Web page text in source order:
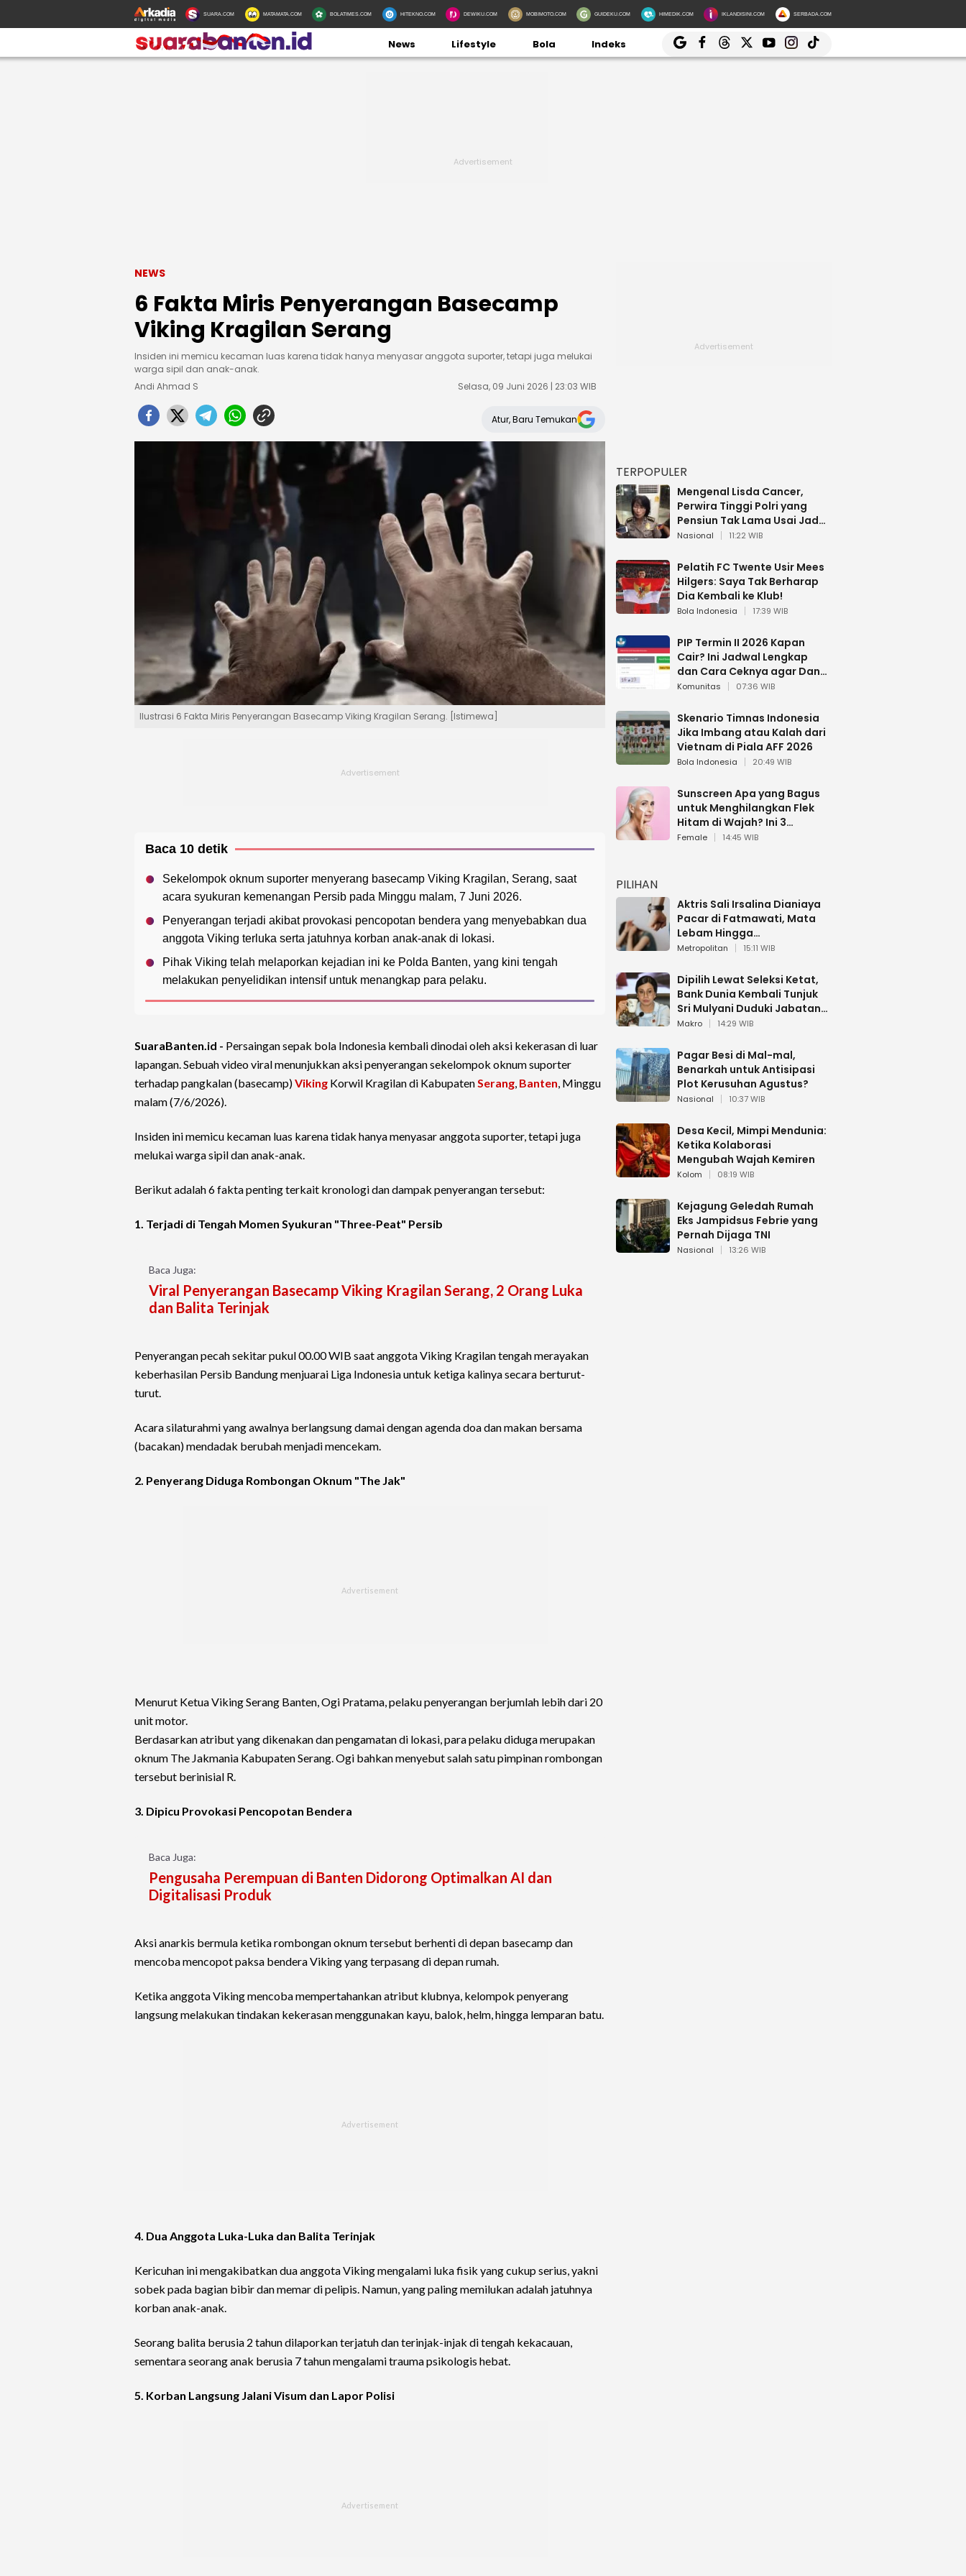
SUARA.COM MATAMATA.COM BOLATIMES.COM HITEKNO.COM DEWIKU.COM MOBIMOTO.COM GUIDEKU.COM HIMEDIK.COM IKLANDISINI.COM SERBADA.COM
News Lifestyle Bola Indeks
NEWS
6 Fakta Miris Penyerangan Basecamp
Viking Kragilan Serang
Insiden ini memicu kecaman luas karena tidak hanya menyasar anggota suporter, tetapi juga melukai
warga sipil dan anak-anak.
Andi Ahmad S
Selasa, 09 Juni 2026 | 23:03 WIB
Atur, Baru Temukan
Ilustrasi 6 Fakta Miris Penyerangan Basecamp Viking Kragilan Serang. [Istimewa]
Baca 10 detik
Sekelompok oknum suporter menyerang basecamp Viking Kragilan, Serang, saat
acara syukuran kemenangan Persib pada Minggu malam, 7 Juni 2026.
Penyerangan terjadi akibat provokasi pencopotan bendera yang menyebabkan dua
anggota Viking terluka serta jatuhnya korban anak-anak di lokasi.
Pihak Viking telah melaporkan kejadian ini ke Polda Banten, yang kini tengah
melakukan penyelidikan intensif untuk menangkap para pelaku.
SuaraBanten.id - Persaingan sepak bola Indonesia kembali dinodai oleh aksi kekerasan di luar
lapangan. Sebuah video viral menunjukkan aksi penyerangan sekelompok oknum suporter
terhadap pangkalan (basecamp)Viking Korwil Kragilan di KabupatenSerang, Banten, Minggu
malam (7/6/2026).
Insiden ini memicu kecaman luas karena tidak hanya menyasar anggota suporter, tetapi juga
melukai warga sipil dan anak-anak.
Berikut adalah 6 fakta penting terkait kronologi dan dampak penyerangan tersebut:
1. Terjadi di Tengah Momen Syukuran "Three-Peat" Persib
Baca Juga:
Viral Penyerangan Basecamp Viking Kragilan Serang, 2 Orang Luka
dan Balita Terinjak
Penyerangan pecah sekitar pukul 00.00 WIB saat anggota Viking Kragilan tengah merayakan
keberhasilan Persib Bandung menjuarai Liga Indonesia untuk ketiga kalinya secara berturut-
turut.
Acara silaturahmi yang awalnya berlangsung damai dengan agenda doa dan makan bersama
(bacakan) mendadak berubah menjadi mencekam.
2. Penyerang Diduga Rombongan Oknum "The Jak"
Menurut Ketua Viking Serang Banten, Ogi Pratama, pelaku penyerangan berjumlah lebih dari 20
unit motor.
Berdasarkan atribut yang dikenakan dan pengamatan di lokasi, para pelaku diduga merupakan
oknum The Jakmania Kabupaten Serang. Ogi bahkan menyebut salah satu pimpinan rombongan
tersebut berinisial R.
3. Dipicu Provokasi Pencopotan Bendera
Baca Juga:
Pengusaha Perempuan di Banten Didorong Optimalkan AI dan
Digitalisasi Produk
Aksi anarkis bermula ketika rombongan oknum tersebut berhenti di depan basecamp dan
mencoba mencopot paksa bendera Viking yang terpasang di depan rumah.
Ketika anggota Viking mencoba mempertahankan atribut klubnya, kelompok penyerang
langsung melakukan tindakan kekerasan menggunakan kayu, balok, helm, hingga lemparan batu.
4. Dua Anggota Luka-Luka dan Balita Terinjak
Kericuhan ini mengakibatkan dua anggota Viking mengalami luka fisik yang cukup serius, yakni
sobek pada bagian bibir dan memar di pelipis. Namun, yang paling memilukan adalah jatuhnya
korban anak-anak.
Seorang balita berusia 2 tahun dilaporkan terjatuh dan terinjak-injak di tengah kekacauan,
sementara seorang anak berusia 7 tahun mengalami trauma psikologis hebat.
5. Korban Langsung Jalani Visum dan Lapor Polisi
TERPOPULER
Mengenal Lisda Cancer,
Perwira Tinggi Polri yang
Pensiun Tak Lama Usai Jadi
Brigjen
Nasional 11:22 WIB
Pelatih FC Twente Usir Mees
Hilgers: Saya Tak Berharap
Dia Kembali ke Klub!
Bola Indonesia 17:39 WIB
PIP Termin II 2026 Kapan
Cair? Ini Jadwal Lengkap
dan Cara Ceknya agar Dana
Tidak Hangus!
Komunitas 07:36 WIB
Skenario Timnas Indonesia
Jika Imbang atau Kalah dari
Vietnam di Piala AFF 2026
Bola Indonesia 20:49 WIB
Sunscreen Apa yang Bagus
untuk Menghilangkan Flek
Hitam di Wajah? Ini 3
Rekomendasi sesuai Review
Female 14:45 WIB
PILIHAN
Aktris Sali Irsalina Dianiaya
Pacar di Fatmawati, Mata
Lebam Hingga
Diselamatkan Polantas
Metropolitan 15:11 WIB
Dipilih Lewat Seleksi Ketat,
Bank Dunia Kembali Tunjuk
Sri Mulyani Duduki Jabatan
Strategis
Makro 14:29 WIB
Pagar Besi di Mal-mal,
Benarkah untuk Antisipasi
Plot Kerusuhan Agustus?
Nasional 10:37 WIB
Desa Kecil, Mimpi Mendunia:
Ketika Kolaborasi
Mengubah Wajah Kemiren
Kolom 08:19 WIB
Kejagung Geledah Rumah
Eks Jampidsus Febrie yang
Pernah Dijaga TNI
Nasional 13:26 WIB